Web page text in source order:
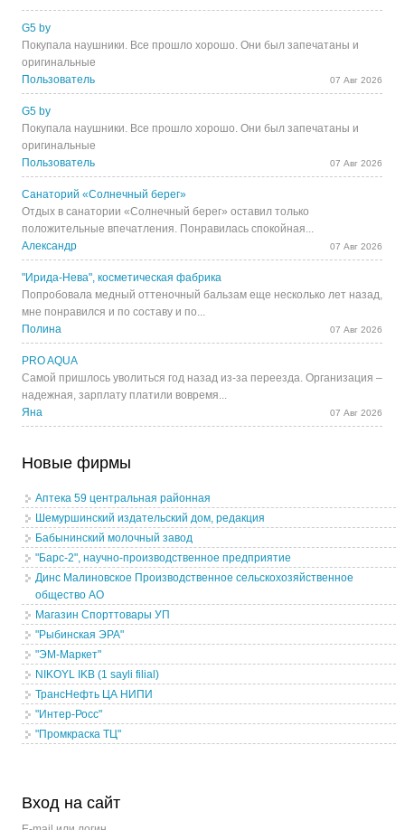
G5 by
Покупала наушники. Все прошло хорошо. Они был запечатаны и
оригинальные
Пользователь
07 Авг 2026
G5 by
Покупала наушники. Все прошло хорошо. Они был запечатаны и
оригинальные
Пользователь
07 Авг 2026
Санаторий «Солнечный берег»
Отдых в санатории «Солнечный берег» оставил только
положительные впечатления. Понравилась спокойная...
Александр
07 Авг 2026
"Ирида-Нева", косметическая фабрика
Попробовала медный оттеночный бальзам еще несколько лет назад,
мне понравился и по составу и по...
Полина
07 Авг 2026
PRO AQUA
Самой пришлось уволиться год назад из-за переезда. Организация –
надежная, зарплату платили вовремя...
Яна
07 Авг 2026
Новые фирмы
Аптека 59 центральная районная
Шемуршинский издательский дом, редакция
Бабынинский молочный завод
"Барс-2", научно-производственное предприятие
Динс Малиновское Производственное сельскохозяйственное
общество АО
Магазин Спорттовары УП
"Рыбинская ЭРА"
"ЭМ-Маркет"
NIKOYL IKB (1 sayli filial)
ТрансНефть ЦА НИПИ
"Интер-Росс"
"Промкраска ТЦ"
Вход на сайт